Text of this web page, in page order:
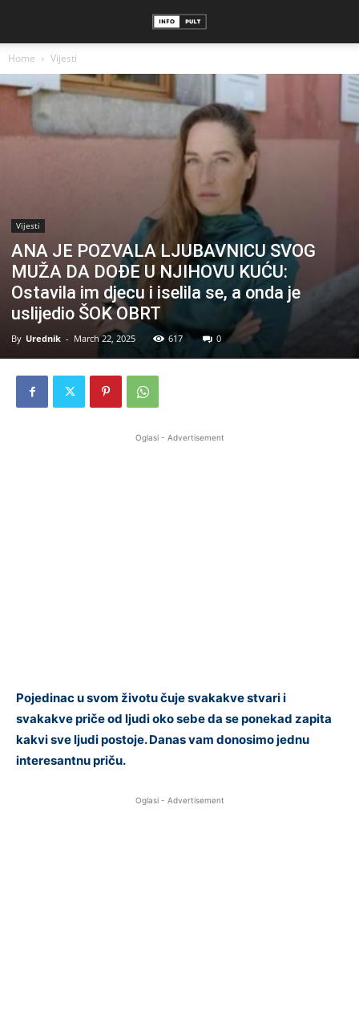
Home Vijesti
Vijesti
ANA JE POZVALA LJUBAVNICU SVOG
MUŽA DA DOĐE U NJIHOVU KUĆU:
Ostavila im djecu i iselila se, a onda je
uslijedio ŠOK OBRT
By Urednik - March 22, 2025 617 0
Oglasi - Advertisement
Pojedinac u svom životu čuje svakakve stvari i
svakakve priče od ljudi oko sebe da se ponekad zapita
kakvi sve ljudi postoje. Danas vam donosimo jednu
interesantnu priču.
Oglasi - Advertisement